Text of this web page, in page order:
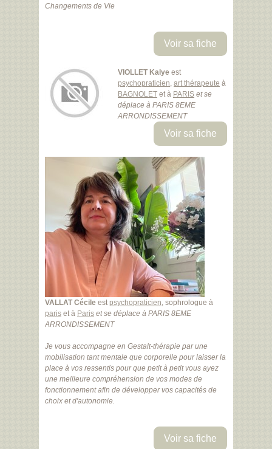
Changements de Vie
Voir sa fiche
VIOLLET Kalye est
psychopraticien, art thérapeute à
BAGNOLET et à PARIS et se
déplace à PARIS 8EME
ARRONDISSEMENT
Voir sa fiche
VALLAT Cécile estpsychopraticien, sophrologue à
paris et à Paris et se déplace à PARIS 8EME
ARRONDISSEMENT
Je vous accompagne en Gestalt-thérapie par une
mobilisation tant mentale que corporelle pour laisser la
place à vos ressentis pour que petit à petit vous ayez
une meilleure compréhension de vos modes de
fonctionnement afin de développer vos capacités de
choix et d'autonomie.
Voir sa fiche